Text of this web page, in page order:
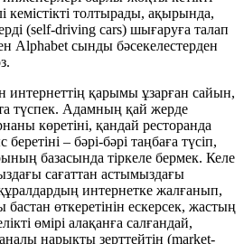
кемістікті толтырады, ақырында,
(self-driving cars) шығаруға талап
Alphabet сынды бәсекелестерден
қарымы ұзарған сайын,
түспек. Адамның қай жерде
көретіні, қандай ресторанда
– бәрі-бәрі таңбаға түсіп,
базасында тіркеле бермек. Келе
сағаттан астымыздағы
интернетке жалғанып,
өткеретінін ескерсек, жастың
өмірі алақанға салғандай,
нарықты зерттейтін (market-